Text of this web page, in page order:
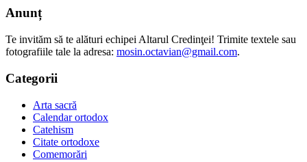
Anunț
Te invităm să te alături echipei Altarul Credinţei! Trimite textele sau
fotografiile tale la adresa: mosin.octavian@gmail.com.
Categorii
Arta sacră
Calendar ortodox
Catehism
Citate ortodoxe
Comemorări